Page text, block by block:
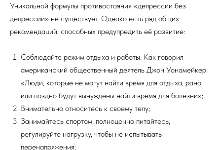
Уникальной формулы противостояния «депрессии без
депрессии» не существует. Однако есть ряд общих
рекомендаций, способных предупредить её развитие:
Соблюдайте режим отдыха и работы. Как говорил
американский общественный деятель Джон Уонамейкер:
«Люди, которые не могут найти время для отдыха, рано
или поздно будут вынуждены найти время для болезни»;
Внимательно относитесь к своему телу;
Занимайтесь спортом, полноценно питайтесь,
регулируйте нагрузку, чтобы не испытывать
перенапряжения;